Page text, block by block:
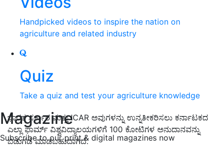
Handpicked videos to inspire the nation on
agriculture and related industry
Quiz
Take a quiz and test your agriculture knowledge
Magazine
Subscribe to our print & digital magazines now
ಭಾರತ ಸರ್ಕಾರ ಮತ್ತು ICAR ಅವುಗಳನ್ನು ಉನ್ನತೀಕರಿಸಲು ಕರ್ನಾಟಕದ
ಎಲ್ಲಾ ಫಾರ್ಮ್ ವಿಶ್ವವಿದ್ಯಾಲಯಗಳಿಗೆ 100 ಕೋಟಿಗಳ ಅನುದಾನವನ್ನು
ಬಿಡುಗಡೆ ಮಾಡಬಹುದಾಗಿದೆ.